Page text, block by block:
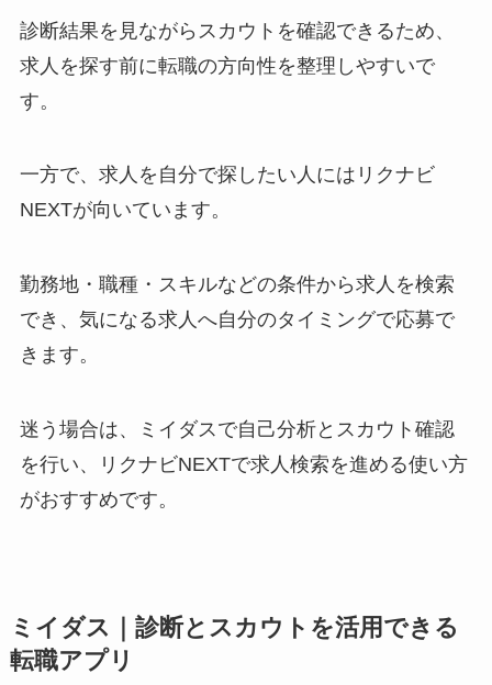
診断結果を見ながらスカウトを確認できるため、
求人を探す前に転職の方向性を整理しやすいで
す。
一方で、求人を自分で探したい人にはリクナビ
NEXTが向いています。
勤務地・職種・スキルなどの条件から求人を検索
でき、気になる求人へ自分のタイミングで応募で
きます。
迷う場合は、ミイダスで自己分析とスカウト確認
を行い、リクナビNEXTで求人検索を進める使い方
がおすすめです。
ミイダス｜診断とスカウトを活用できる
転職アプリ